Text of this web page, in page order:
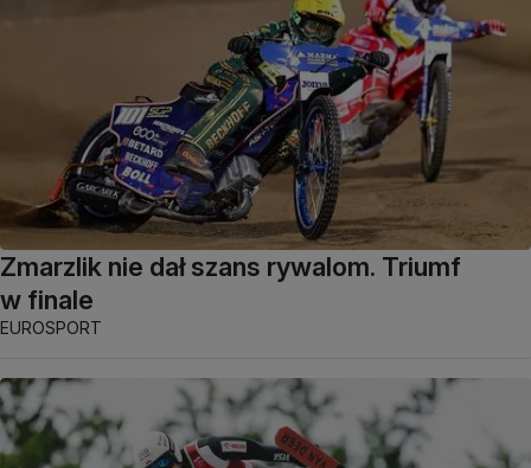
Zmarzlik nie dał szans rywalom. Triumf
w finale
EUROSPORT